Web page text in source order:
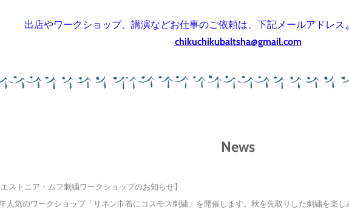
出店やワークショップ、講演などお仕事のご依頼は、下記メールアドレス
chikuchikubaltsha@gmail.com
News
エストニア・ムフ刺繍ワークショップのお知らせ】
ショップ「リネン巾着にコスモス刺繍」を開催します。秋を先取りした刺繍を楽しみ